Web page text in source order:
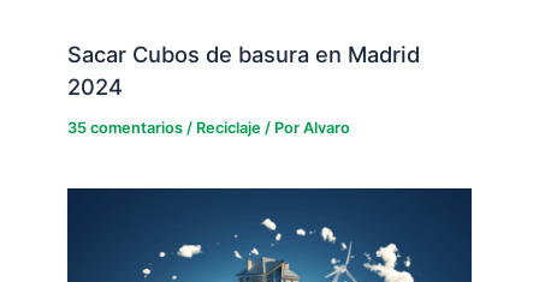
Sacar Cubos de basura en Madrid
2024
35 comentarios / Reciclaje / PorAlvaro